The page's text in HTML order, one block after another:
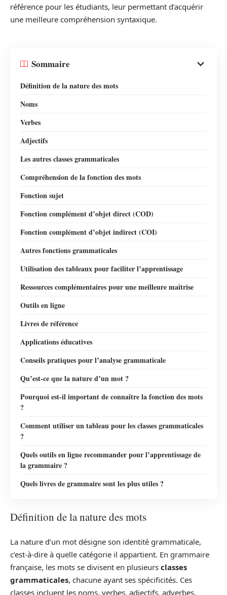
référence pour les étudiants, leur permettant d’acquérir
une meilleure compréhension syntaxique.
Sommaire
Définition de la nature des mots
Noms
Verbes
Adjectifs
Les autres classes grammaticales
Compréhension de la fonction des mots
Fonction sujet
Fonction complément d’objet direct (COD)
Fonction complément d’objet indirect (COI)
Autres fonctions grammaticales
Utilisation des tableaux pour faciliter l’apprentissage
Ressources complémentaires pour une meilleure maîtrise
Outils en ligne
Livres de référence
Applications éducatives
Conseils pratiques pour l’analyse grammaticale
Qu’est-ce que la nature d’un mot ?
Pourquoi est-il important de connaître la fonction des mots
?
Comment utiliser un tableau pour les classes grammaticales
?
Quels outils en ligne recommander pour l’apprentissage de
la grammaire ?
Quels livres de grammaire sont les plus utiles ?
Définition de la nature des mots
La nature d’un mot désigne son identité grammaticale,
c’est-à-dire à quelle catégorie il appartient. En grammaire
française, les mots se divisent en plusieurs classes
grammaticales, chacune ayant ses spécificités. Ces
classes incluent les noms, verbes, adjectifs, adverbes,